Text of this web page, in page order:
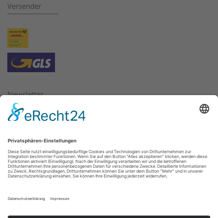
Versender
Newsletter
Bitte geben Sie hier die E-Mail Adresse ein, für die Sie
E-Mail:*
Weiter